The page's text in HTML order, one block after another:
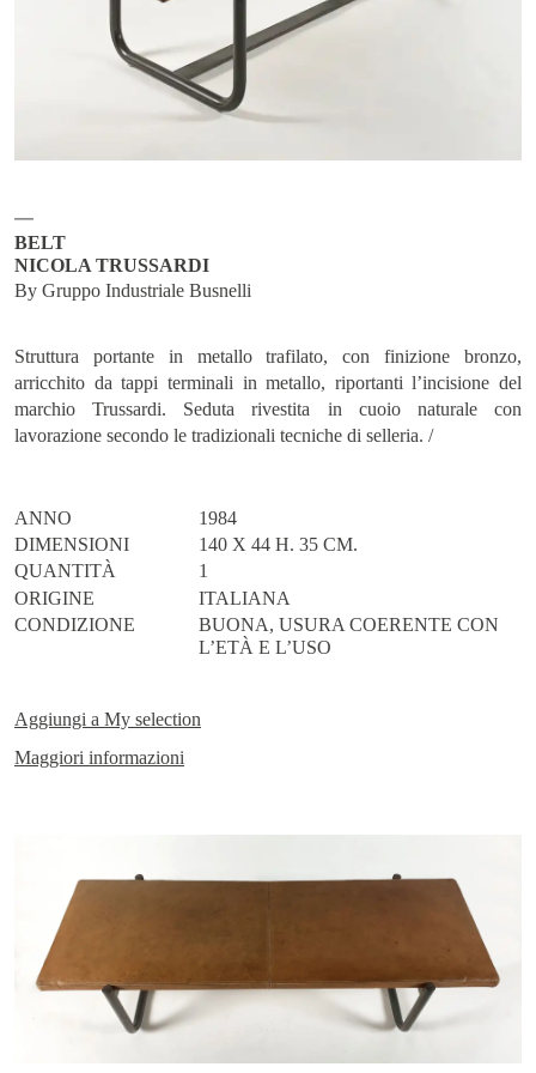
BELT
NICOLA TRUSSARDI
By Gruppo Industriale Busnelli
Struttura portante in metallo trafilato, con finizione bronzo,
arricchito da tappi terminali in metallo, riportanti l’incisione del
marchio Trussardi. Seduta rivestita in cuoio naturale con
lavorazione secondo le tradizionali tecniche di selleria. /
ANNO
1984
DIMENSIONI
140 X 44 H. 35 CM.
QUANTITÀ
1
ORIGINE
ITALIANA
CONDIZIONE
BUONA, USURA COERENTE CON
L’ETÀ E L’USO
Aggiungi a My selection
Maggiori informazioni